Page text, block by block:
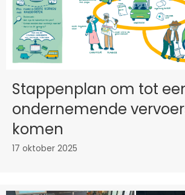
Stappenplan om tot
ondernemende
komen
17 oktober 2025